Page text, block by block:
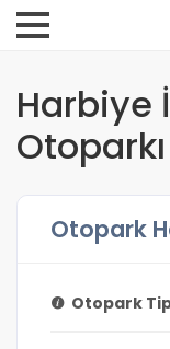
Harbiye
Otoparkı
Otopark
Otopark